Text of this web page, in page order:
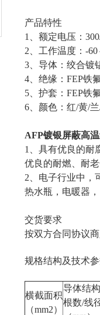
产品特性
1、额定电压：
2、工作温度：-
3、导体：绞合镀
4、绝缘：FEP铁
5、护套：FEP铁
6、颜色：红/黄/
AFP镀银屏蔽高
1、具有优良的耐
优良的耐燃、耐
2、电子行业中，
热水瓶，电暖器
交货要求
按双方合同协议
规格结构及技术
横截面积
（mm2）
导体结构
根数/线